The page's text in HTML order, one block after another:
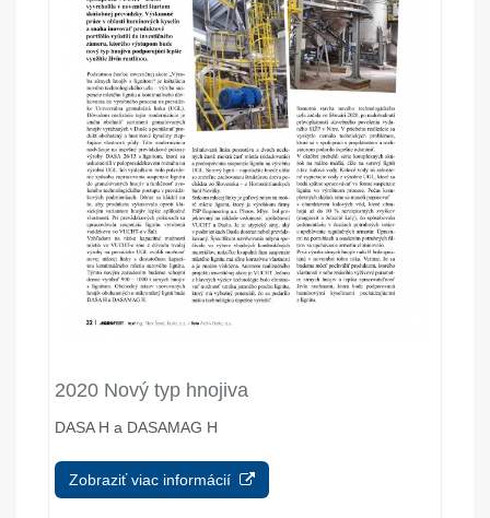
2020 Nový typ hnojiva
DASA H a DASAMAG H
Zobraziť viac informácií